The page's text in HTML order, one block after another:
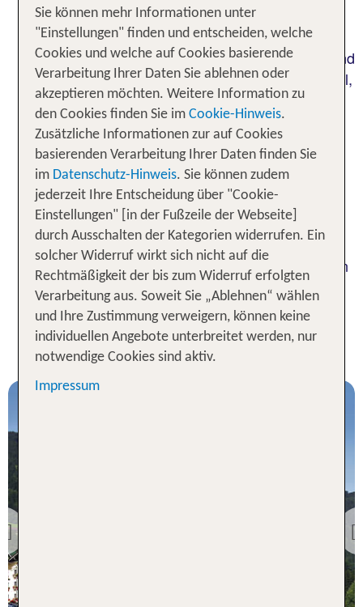
das Karwendel. BeimWandern in Tirol
jeden Tag von Neuem die ganzeVielfalt der
Ostalpen! Das beliebte österreichische Bundesland
erwartet dich mitcharmanten Ortenwie Kitzbühel,
Sölden und Kufstein, imposanten Gebirgszügen,
über 24.000 Kilometern markierter Wege
zahlreichen Unterkünften, die bestens auf deine
Bedürfnisse alsAktivurlauber eingestellt sind –
egal, ob du allein, als Paar, mit Hund oder der
ganzen Familie das Abenteuer suchst. Die
Kombination aus einerhervorragenden
Infrastrukturundlandschaftlicher Schönheit
macht Tirol zum perfekten Ziel für deinen nächsten
Wanderurlaub!
Unsere TOP Wanderhotels in
Tirol für 1 Woche
Previous
Sie können mehr Informationen unter
"Einstellungen" finden und entscheiden, welche
Cookies und welche auf Cookies basierende
Verarbeitung Ihrer Daten Sie ablehnen oder
akzeptieren möchten. Weitere Information zu
den Cookies finden Sie im Cookie-Hinweis.
Zusätzliche Informationen zur auf Cookies
basierenden Verarbeitung Ihrer Daten finden Sie
im Datenschutz-Hinweis. Sie können zudem
jederzeit Ihre Entscheidung über "Cookie-
Einstellungen" [in der Fußzeile der Webseite]
durch Ausschalten der Kategorien widerrufen. Ein
solcher Widerruf wirkt sich nicht auf die
Rechtmäßigkeit der bis zum Widerruf erfolgten
Verarbeitung aus. Soweit Sie „Ablehnen“ wählen
und Ihre Zustimmung verweigern, können keine
individuellen Angebote unterbreitet werden, nur
notwendige Cookies sind aktiv.
Impressum